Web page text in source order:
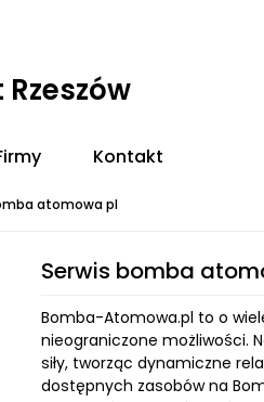
Kontakt
atomowa pl
Serwis bomba
Bomba-Atomowa.pl to o
nieograniczone możliwości.
siły, tworząc dynamiczne
dostępnych zasobów na